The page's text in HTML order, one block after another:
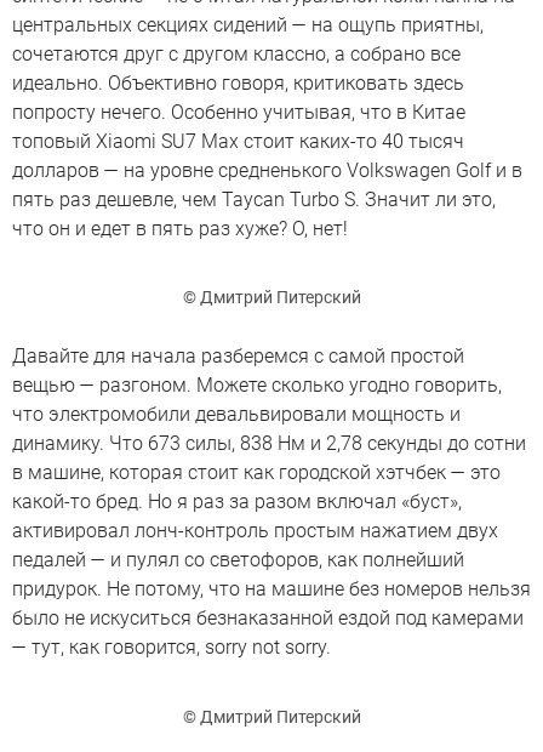
центральных секциях сидений — на ощупь приятны,
сочетаются друг с другом классно, а собрано все
идеально. Объективно говоря, критиковать здесь
попросту нечего. Особенно учитывая, что в Китае
топовый Xiaomi SU7 Max стоит каких-то 40 тысяч
долларов — на уровне средненького Volkswagen Golf и в
пять раз дешевле, чем Taycan Turbo S. Значит ли это,
что он и едет в пять раз хуже? О, нет!
© Дмитрий Питерский
Давайте для начала разберемся с самой простой
вещью — разгоном. Можете сколько угодно говорить,
что электромобили девальвировали мощность и
динамику. Что 673 силы, 838 Нм и 2,78 секунды до сотни
в машине, которая стоит как городской хэтчбек — это
какой-то бред. Но я раз за разом включал «буст»,
активировал лонч-контроль простым нажатием двух
педалей — и пулял со светофоров, как полнейший
придурок. Не потому, что на машине без номеров нельзя
было не искуситься безнаказанной ездой под камерами
— тут, как говорится, sorry not sorry.
© Дмитрий Питерский